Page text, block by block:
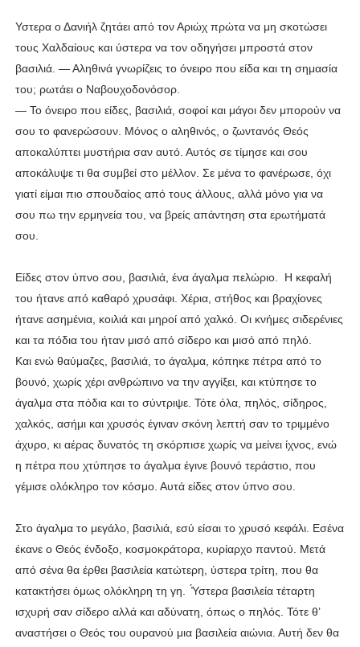
Υστερα ο Δανιήλ ζητάει από τον Αριώχ πρώτα να μη σκοτώσει
τους Χαλδαίους και ύστερα να τον οδηγήσει μπροστά στον
βασιλιά. — Αληθινά γνωρίζεις το όνειρο που είδα και τη σημασία
του; ρωτάει ο Ναβουχοδονόσορ.
— Το όνειρο που είδες, βασιλιά, σοφοί και μάγοι δεν μπορούν να
σου το φανερώσουν. Μόνος ο αληθινός, ο ζωντανός Θεός
αποκαλύπτει μυστήρια σαν αυτό. Αυτός σε τίμησε και σου
αποκάλυψε τι θα συμβεί στο μέλλον. Σε μένα το φανέρωσε, όχι
γιατί είμαι πιο σπουδαίος από τους άλλους, αλλά μόνο για να
σου πω την ερμηνεία του, να βρείς απάντηση στα ερωτήματά
σου.
Είδες στον ύπνο σου, βασιλιά, ένα άγαλμα πελώριο. Η κεφαλή
του ήτανε από καθαρό χρυσάφι. Χέρια, στήθος και βραχίονες
ήτανε ασημένια, κοιλιά και μηροί από χαλκό. Οι κνήμες σιδερένιες
και τα πόδια του ήταν μισό από σίδερο και μισό από πηλό.
Και ενώ θαύμαζες, βασιλιά, το άγαλμα, κόπηκε πέτρα από το
βουνό, χωρίς χέρι ανθρώπινο να την αγγίξει, και κτύπησε το
άγαλμα στα πόδια και το σύντριψε. Τότε όλα, πηλός, σίδηρος,
χαλκός, ασήμι και χρυσός έγιναν σκόνη λεπτή σαν το τριμμένο
άχυρο, κι αέρας δυνατός τη σκόρπισε χωρίς να μείνει ίχνος, ενώ
η πέτρα που χτύπησε το άγαλμα έγινε βουνό τεράστιο, που
γέμισε ολόκληρο τον κόσμο. Αυτά είδες στον ύπνο σου.
Στο άγαλμα το μεγάλο, βασιλιά, εσύ είσαι το χρυσό κεφάλι. Εσένα
έκανε ο Θεός ένδοξο, κοσμοκράτορα, κυρίαρχο παντού. Μετά
από σένα θα έρθει βασιλεία κατώτερη, ύστερα τρίτη, που θα
κατακτήσει όμως ολόκληρη τη γη. ̔́Υστερα βασιλεία τέταρτη
ισχυρή σαν σίδερο αλλά και αδύνατη, όπως ο πηλός. Τότε θ’
αναστήσει ο Θεός του ουρανού μια βασιλεία αιώνια. Αυτή δεν θα